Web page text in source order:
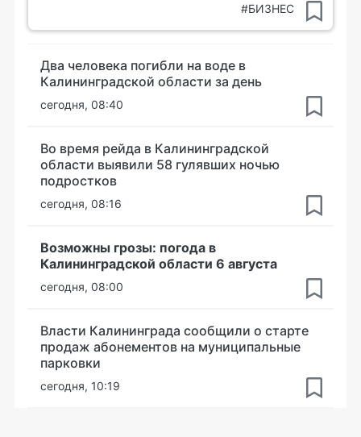
#БИЗНЕС
Два человека погибли на воде в
Калининградской области за день
сегодня, 08:40
Во время рейда в Калининградской
области выявили 58 гулявших ночью
подростков
сегодня, 08:16
Возможны грозы: погода в
Калининградской области 6 августа
сегодня, 08:00
Власти Калининграда сообщили о старте
продаж абонементов на муниципальные
парковки
сегодня, 10:19